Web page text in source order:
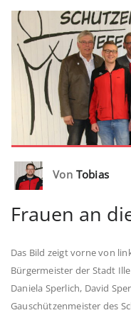
Von Tobias
Frauen an
Das Bild zeigt vorne von
Bürgermeister der Stadt
Daniela Sperlich, David
Gauschützenmeister des